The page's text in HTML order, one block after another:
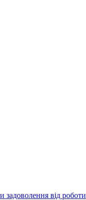
задоволення від роботи